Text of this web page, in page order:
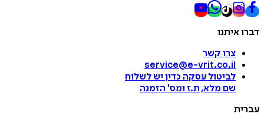
דברו איתנו
צרו קשר
service@e-vrit.co.il
לביטול עסקה כדין יש לשלוח
שם מלא, ת.ז ומס' הזמנה
עברית